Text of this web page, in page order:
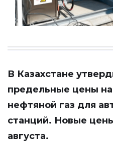
В Казахстане
предельные цены
нефтяной газ для
станций. Новые
августа.